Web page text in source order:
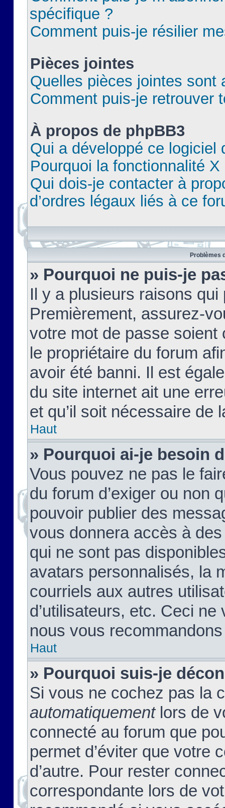
spécifique ?
Comment puis-je résilier
Pièces jointes
Quelles pièces jointes sont
Comment puis-je retrouver
À propos de phpBB3
Qui a développé ce logiciel
Pourquoi la fonctionnalité X
Qui dois-je contacter à
d’ordres légaux liés à ce
Problèmes
» Pourquoi ne puis-je
Il y a plusieurs raisons
Premièrement, assurez-
votre mot de passe soient
le propriétaire du forum
avoir été banni. Il est
du site internet ait une
et qu’il soit nécessaire de
Haut
» Pourquoi ai-je besoin
Vous pouvez ne pas le
du forum d’exiger ou non
pouvoir publier des
vous donnera accès à
qui ne sont pas
avatars personnalisés, la
courriels aux autres
d’utilisateurs, etc. Ceci
nous vous
Haut
» Pourquoi suis-je
Si vous ne cochez pas la
automatiquementlors de
connecté au forum que
permet d’éviter que votre
d’autre. Pour rester
correspondante lors de